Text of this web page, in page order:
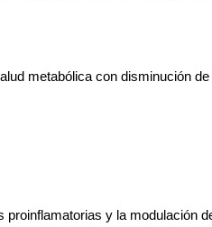
metabólica con disminución
y la modulación